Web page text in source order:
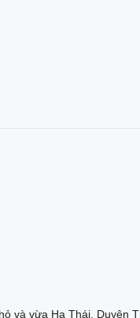
và vừa Hạ Thái, Duyên